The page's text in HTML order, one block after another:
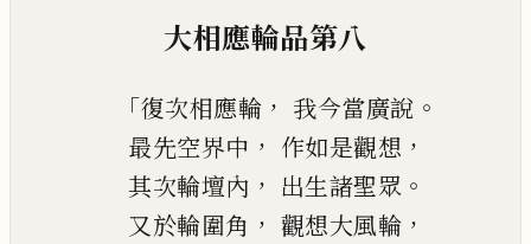
大相應輪品第八
「復次相應輪 ， 我今當廣說 。
最先空界中 ， 作如是觀想 ，
其次輪壇內 ， 出生諸聖眾 。
又於輪圍角 ， 觀想大風輪 ，